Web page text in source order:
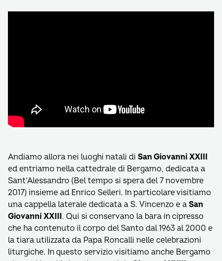
Andiamo allora nei luoghi natali di San Giovanni XXIII
ed entriamo nella cattedrale di Bergamo, dedicata a
Sant’Alessandro (Bel tempo si spera del 7 novembre
2017) insieme ad Enrico Selleri. In particolare visitiamo
una cappella laterale dedicata a S. Vincenzo e a San
Giovanni XXIII. Qui si conservano la bara in cipresso
che ha contenuto il corpo del Santo dal 1963 al 2000 e
la tiara utilizzata da Papa Roncalli nelle celebrazioni
liturgiche. In questo servizio visitiamo anche Bergamo